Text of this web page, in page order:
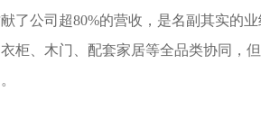
了公司超80%的营收，是名副其实的
柜、木门、配套家居等全品类协同，